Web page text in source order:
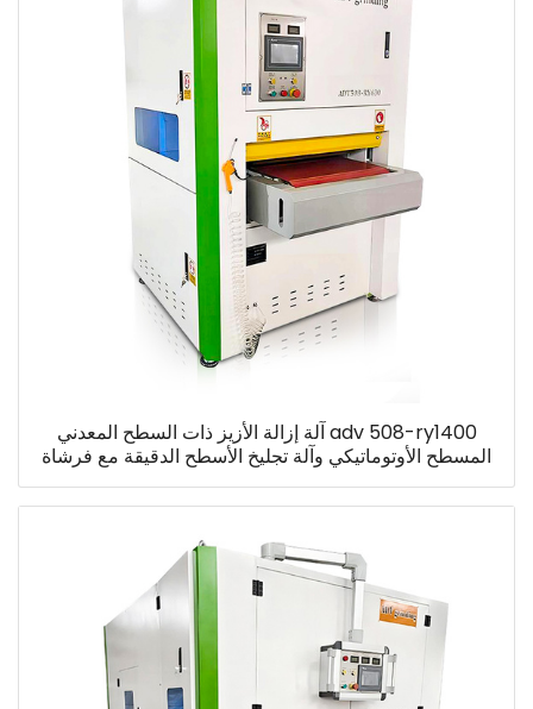
adv 508-ry1400 آلة إزالة الأزيز ذات السطح المعدني
المسطح الأوتوماتيكي وآلة تجليخ الأسطح الدقيقة مع فرشاة
قرص